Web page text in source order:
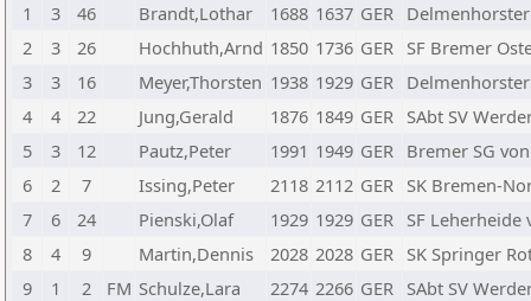
1
3 46 Brandt,Lothar 1688 1637 GER Delmenhorster
2
3 26 Hochhuth,Arnd 1850 1736 GER SF Bremer
3
3 16 Meyer,Thorsten 1938 1929 GER Delmenhorster
4
4 22 Jung,Gerald 1876 1849 GER SAbt SV
5
3 12 Pautz,Peter 1991 1949 GER Bremer SG
6
2 7 Issing,Peter 2118 2112 GER SK Bremen-
7
6 24 Pienski,Olaf 1929 1929 GER SF Leherheide
8
4 9 Martin,Dennis 2028 2028 GER SK Springer
9
1 2 FM Schulze,Lara 2274 2266 GER SAbt SV